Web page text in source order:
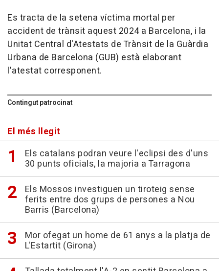
Es tracta de la setena víctima mortal per
accident de trànsit aquest 2024 a Barcelona, i la
Unitat Central d'Atestats de Trànsit de la Guàrdia
Urbana de Barcelona (GUB) està elaborant
l'atestat corresponent.
Contingut patrocinat
El més llegit
Els catalans podran veure l'eclipsi des d'uns
30 punts oficials, la majoria a Tarragona
Els Mossos investiguen un tiroteig sense
ferits entre dos grups de persones a Nou
Barris (Barcelona)
Mor ofegat un home de 61 anys a la platja de
L'Estartit (Girona)